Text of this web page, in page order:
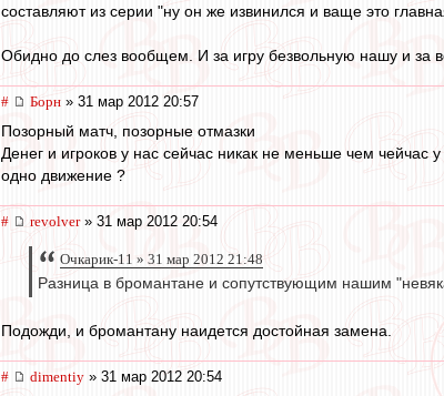
составляют из серии "ну он же извинился и ваще это
Обидно до слез вообщем. И за игру безвольную нашу и за
# Борн » 31 мар 2012 20:57
Позорный матч, позорные отмазки
Денег и игроков у нас сейчас никак не меньше чем
одно движение ?
# revolver» 31 мар 2012 20:54
Очкарик-11 » 31 мар 2012 21:48
Разница в бромантане и сопутствующим нашим
Подожди, и бромантану наидется достойная замена.
# dimentiy » 31 мар 2012 20:54